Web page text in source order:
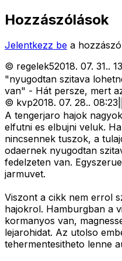
Hozzászólások
Jelentkezz be a
© regelek52018. 07. 31..
"nyugodtan szitava
van" - Hát persze, mert
© kvp2018. 07. 28.. 08:23
A tengerjaro hajok
elfutni es elbujni veluk.
nincsennek tuszok, a
odaernek nyugodtan
fedelzeten van.
jarmuvet.
Viszont a cikk nem errol
hajokrol. Hamburgban a
kormanyos van,
lejarohidat. Az utolso
tehermentesitheto lenne